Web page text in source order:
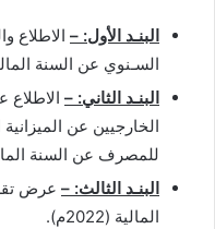
البنـد الأول: – الاطلاع
السـنوي عن السنة الماليـة
البنـد الثاني: – الاطلاع
الخارجيين عن
للمصرف عن السنة الماليـة
البنـد الثالث: – عرض
المالية (2022م).